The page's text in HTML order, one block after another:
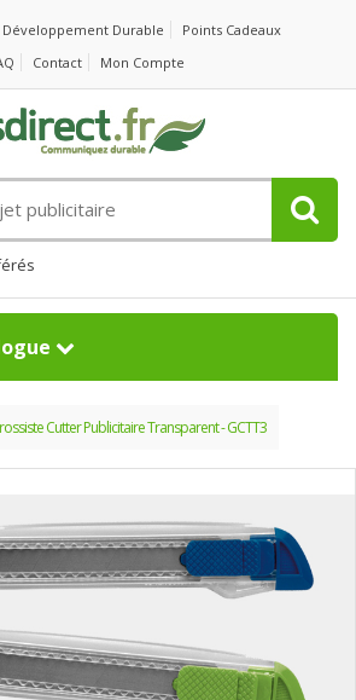
Développement Durable
Points Cadeaux
Contact Mon Compte
Cutter Publicitaire Transparent - GCTT3